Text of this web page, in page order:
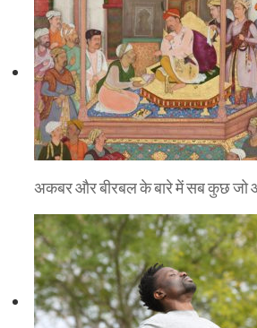
अकबर और बीरबल के बारे में सब कुछ जो